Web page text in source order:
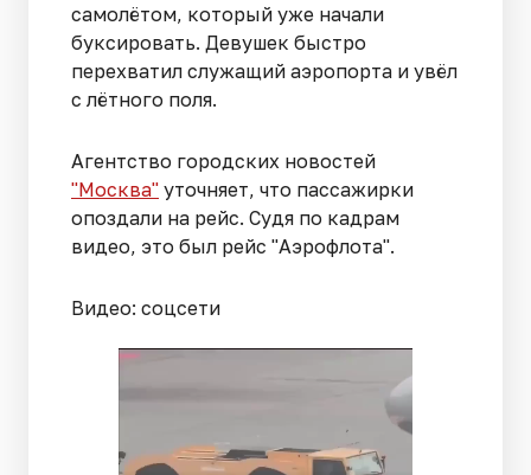
самолётом, который уже начали
буксировать. Девушек быстро
перехватил служащий аэропорта и увёл
с лётного поля.
Агентство городских новостей
"Москва" уточняет, что пассажирки
опоздали на рейс. Судя по кадрам
видео, это был рейс "Аэрофлота".
Видео: соцсети